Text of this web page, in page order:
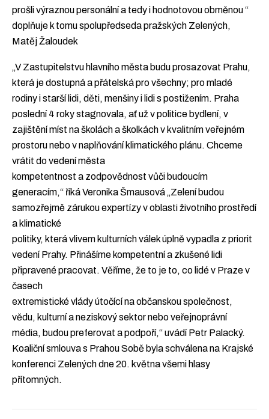
prošli výraznou personální a tedy i hodnotovou obměnou “
doplňuje k tomu spolupředseda pražských Zelených,
Matěj Žaloudek
„V Zastupitelstvu hlavního města budu prosazovat Prahu,
která je dostupná a přátelská pro všechny; pro mladé
rodiny i starší lidi, děti, menšiny i lidi s postižením. Praha
poslední 4 roky stagnovala, ať už v politice bydlení, v
zajištění míst na školách a školkách v kvalitním veřejném
prostoru nebo v naplňování klimatického plánu. Chceme
vrátit do vedení města
kompetentnost a zodpovědnost vůči budoucím
generacím,“ říká Veronika Šmausová „Zelení budou
samozřejmě zárukou expertízy v oblasti životního prostředí
a klimatické
politiky, která vlivem kulturních válek úplně vypadla z priorit
vedení Prahy. Přinášíme kompetentní a zkušené lidi
připravené pracovat. Věříme, že to je to, co lidé v Praze v
časech
extremistické vlády útočící na občanskou společnost,
vědu, kulturní a neziskový sektor nebo veřejnoprávní
média, budou preferovat a podpoří,“ uvádí Petr Palacký.
Koaliční smlouva s Prahou Sobě byla schválena na Krajské
konferenci Zelených dne 20. května všemi hlasy
přítomných.